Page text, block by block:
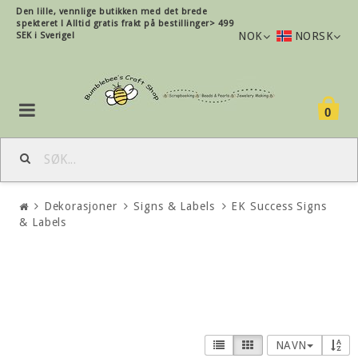
Den lille, vennlige butikken med det brede
spekteret ! Alltid gratis frakt på bestillinger> 499
SEK i Sverige!
NOK NORSK
0
Dekorasjoner Signs & Labels
EK Success Signs
& Labels
NAVN